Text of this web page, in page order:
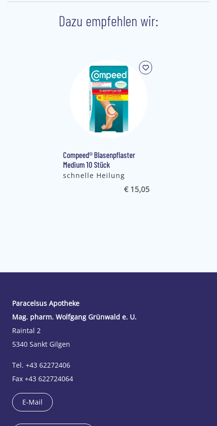
Dazu empfehlen wir:
Compeed® Blasenpflaster
Medium 10 Stück
schnelle Heilung
€ 15,05
Paracelsus Apotheke
Mag. pharm. Wolfgang Grünwald e. U.
Raintal 2
5340 Sankt Gilgen
Tel. +43 62272406
Fax +43 622724064
E-Mail